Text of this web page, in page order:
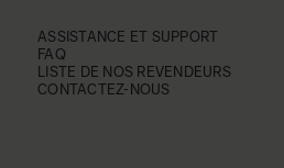
ASSISTANCE ET SUPPORT
FAQ
LISTE DE NOS REVENDEURS
CONTACTEZ-NOUS